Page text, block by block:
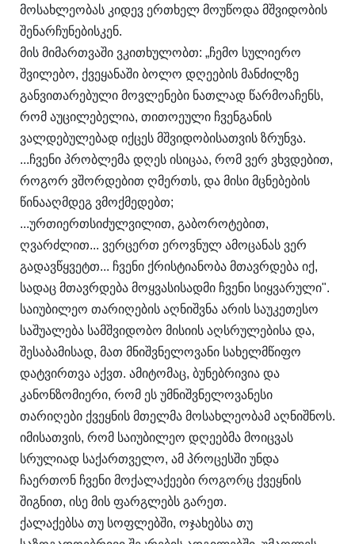
მოსახლეობას კიდევ ერთხელ მოუწოდა მშვიდობის
შენარჩუნებისკენ.
მის მიმართვაში ვკითხულობთ: „ჩემო სულიერო
შვილებო, ქვეყანაში ბოლო დღეების მანძილზე
განვითარებული მოვლენები ნათლად წარმოაჩენს,
რომ აუცილებელია, თითოეული ჩვენგანის
ვალდებულებად იქცეს მშვიდობისათვის ზრუნვა.
...ჩვენი პრობლემა დღეს ისიცაა, რომ ვერ ვხვდებით,
როგორ ვშორდებით ღმერთს, და მისი მცნებების
წინააღმდეგ ვმოქმედებთ;
...ურთიერთსიძულვილით, გაბოროტებით,
ღვარძლით... ვერცერთ ეროვნულ ამოცანას ვერ
გადავწყვეტთ... ჩვენი ქრისტიანობა მთავრდება იქ,
სადაც მთავრდება მოყვასისადმი ჩვენი სიყვარული".
საიუბილეო თარიღების აღნიშვნა არის საუკეთესო
საშუალება სამშვიდობო მისიის აღსრულებისა და,
შესაბამისად, მათ მნიშვნელოვანი სახელმწიფო
დატვირთვა აქვთ. ამიტომაც, ბუნებრივია და
კანონზომიერი, რომ ეს უმნიშვნელოვანესი
თარიღები ქვეყნის მთელმა მოსახლეობამ აღნიშნოს.
იმისათვის, რომ საიუბილეო დღეებმა მოიცვას
სრულიად საქართველო, ამ პროცესში უნდა
ჩაერთონ ჩვენი მოქალაქეები როგორც ქვეყნის
შიგნით, ისე მის ფარგლებს გარეთ.
ქალაქებსა თუ სოფლებში, ოჯახებსა თუ